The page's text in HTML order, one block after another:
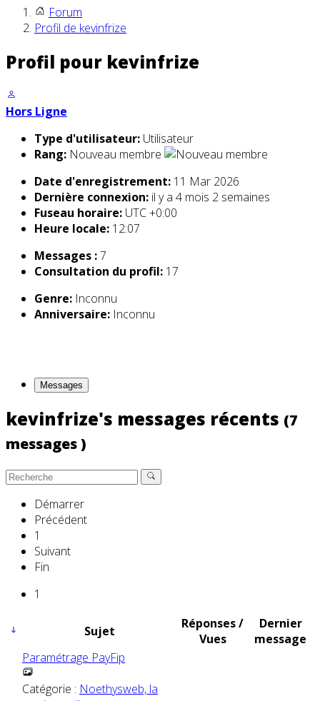
Forum
Profil de kevinfrize
Profil pour kevinfrize
Hors Ligne
Type d'utilisateur: Utilisateur
Rang: Nouveau membre
Date d'enregistrement: 11 Mar 2026
Dernière connexion: il y a 4 mois 2 semaines
Fuseau horaire: UTC +0:00
Heure locale: 12:07
Messages :7
Consultation du profil: 17
Genre: Inconnu
Anniversaire: Inconnu
Messages
kevinfrize's messages récents (7
messages )
Démarrer
Précédent
1
Suivant
Fin
1
Sujet
Réponses /
Vues
Dernier
message
Paramétrage PayFip
Catégorie : Noethysweb, la